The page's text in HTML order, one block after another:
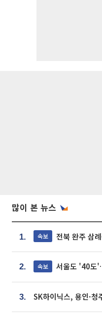
많이 본 뉴스
1. 속보 전북 완주 삼
2. 속보 서울도 '40도
3.